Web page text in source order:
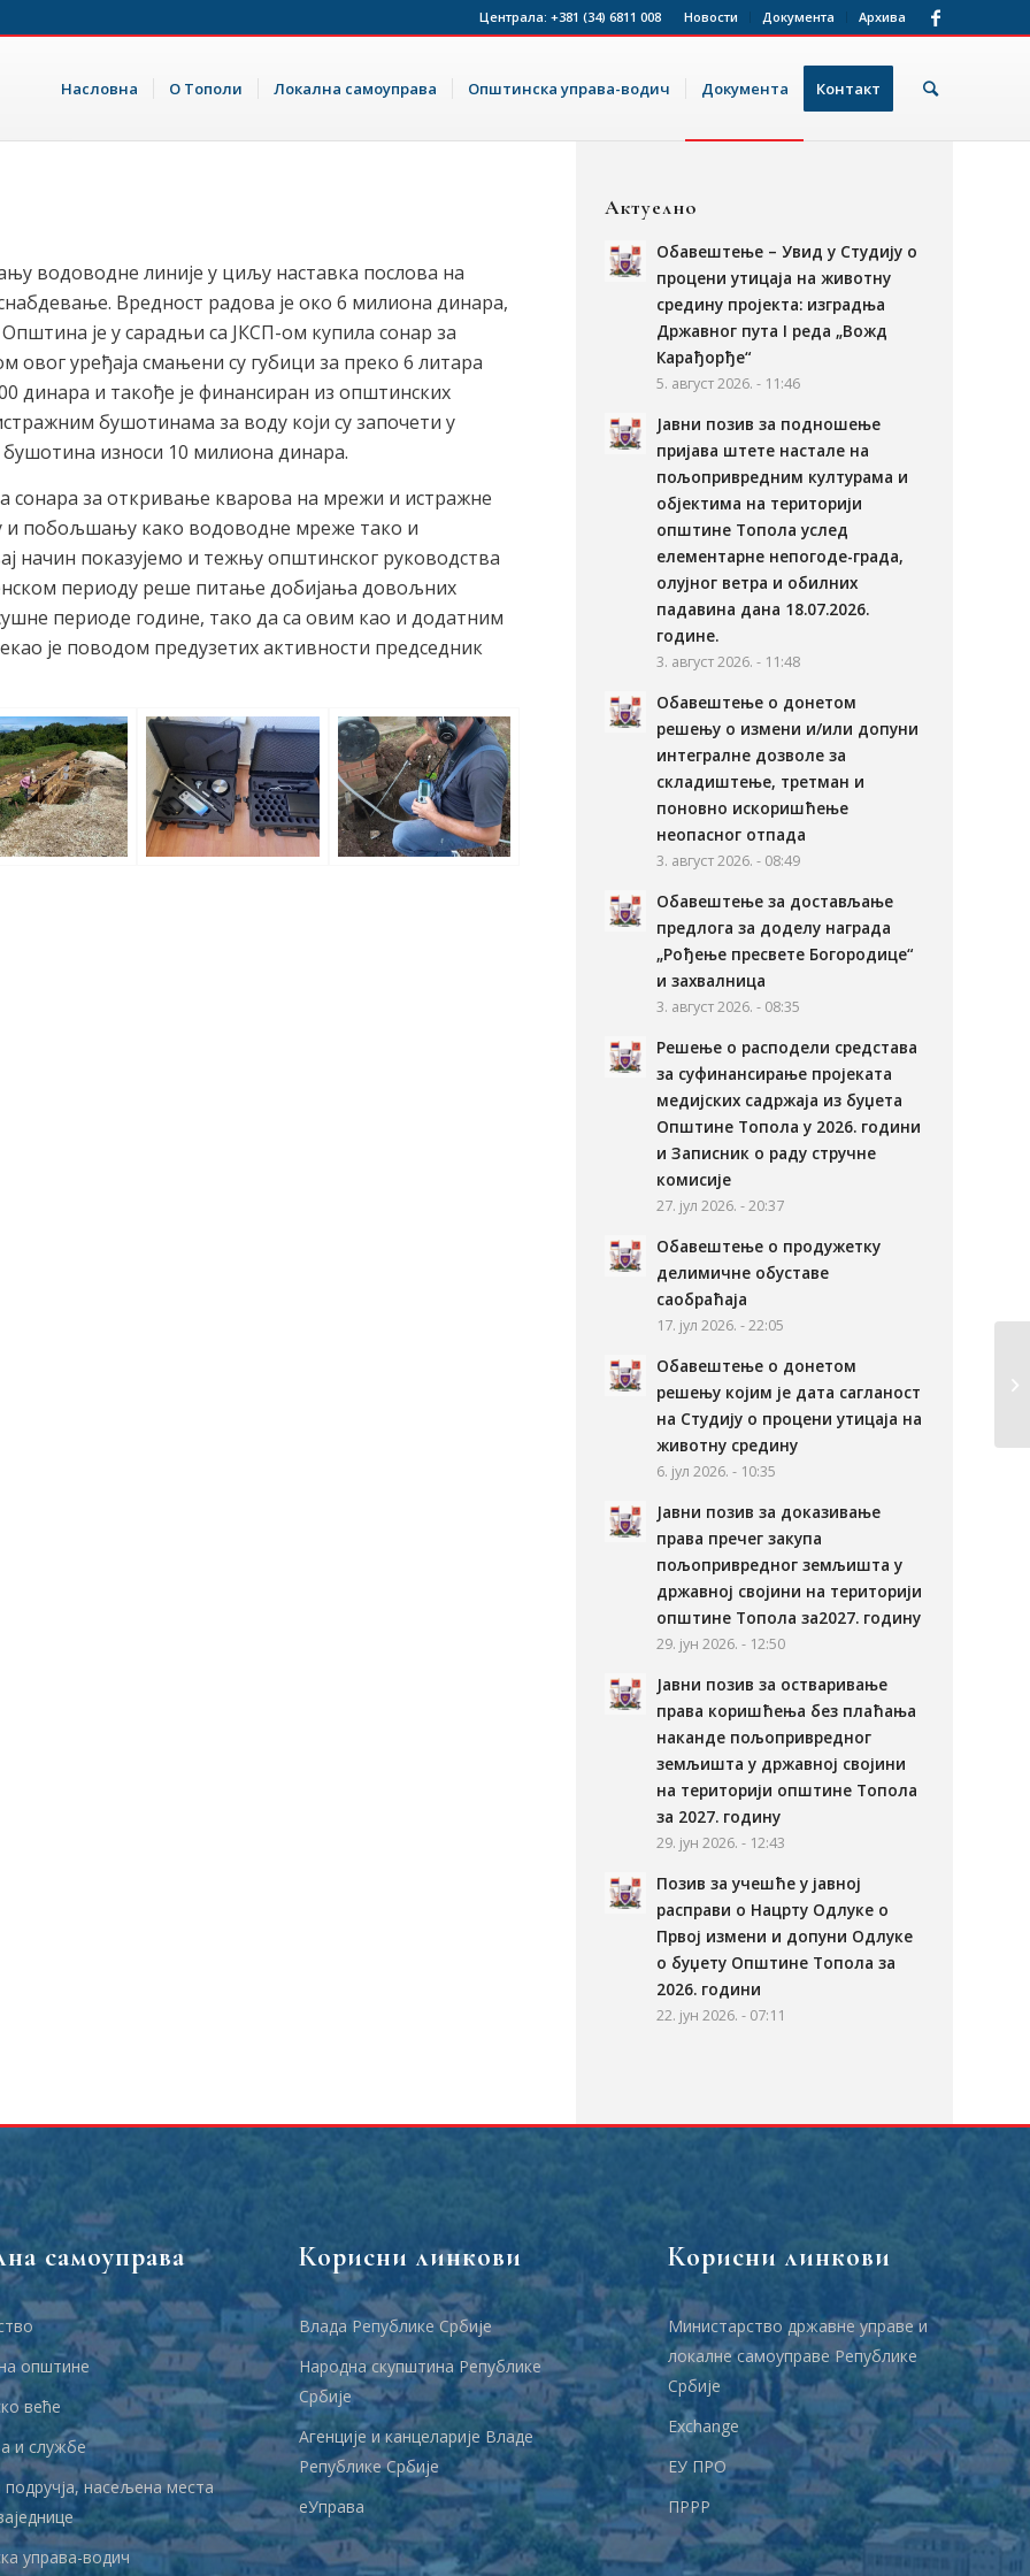
Новости Документа Архива
Централа: +381 (34) 6811 008
Насловна О Тополи Локална самоуправа Општинска управа-водич Документа Контакт
водоводне линије у циљу наставка послова на
Вредност радова је око 6 милиона динара,
је у сарадњи са ЈКСП-ом купила сонар за
уређаја смањени су губици за преко 6 литара
динара и такође је финансиран из општинских
бушотинама за воду који су започети у
износи 10 милиона динара.
сонара за откривање кварова на мрежи и истражне
и побољшању како водоводне мреже тако и
начин показујемо и тежњу општинског руководства
периоду реше питање добијања довољних
периоде године, тако да са овим као и додатним
је поводом предузетих активности председник
Актуелно
Обавештење – Увид у Студију о
процени утицаја на животну
средину пројекта: изградња
Државног пута I реда „Вожд
Карађорђе“
5. август 2026. - 11:46
Јавни позив за подношење
пријава штете настале на
пољопривредним културама и
објектима на територији
општине Топола услед
елементарне непогоде-града,
олујног ветра и обилних
падавина дана 18.07.2026.
године.
3. август 2026. - 11:48
Обавештење о донетом
решењу о измени и/или допуни
интегралне дозволе за
складиштење, третман и
поновно искоришћење
неопасног отпада
3. август 2026. - 08:49
Обавештење за достављање
предлога за доделу награда
„Рођење пресвете Богородице“
и захвалница
3. август 2026. - 08:35
Решење о расподели средстава
за суфинансирање пројеката
медијских садржаја из буџета
Општине Топола у 2026. години
и Записник о раду стручне
комисије
27. јул 2026. - 20:37
Обавештење о продужетку
делимичне обуставе
саобраћаја
17. јул 2026. - 22:05
Обавештење о донетом
решењу којим је дата сагланост
на Студију о процени утицаја на
животну средину
6. јул 2026. - 10:35
Јавни позив за доказивање
права пречег закупа
пољопривредног земљишта у
државној својини на територији
општине Топола за2027. годину
29. јун 2026. - 12:50
Јавни позив за остваривање
права коришћења без плаћања
наканде пољопривредног
земљишта у државној својини
на територији општине Топола
за 2027. годину
29. јун 2026. - 12:43
Позив за учешће у јавној
расправи о Нацрту Одлуке о
Првој измени и допуни Одлуке
о буџету Општине Топола за
2026. години
22. јун 2026. - 07:11
самоуправа
општине
веће
и службе
насељена места
управа-водич
Корисни линкови
Влада Републике Србије
Народна скупштина Републике
Србије
Агенције и канцеларије Владе
Републике Србије
еУправа
Корисни линкови
Министарство државне управе и
локалне самоуправе Републике
Србије
Еxchange
ЕУ ПРО
ПРРР